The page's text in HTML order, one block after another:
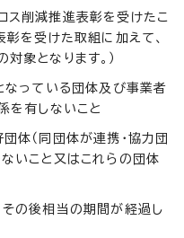
ス削減推進表彰を受けたこ
彰を受けた取組に加えて、
象となります。）
なっている団体及び事業者
を有しないこと
体（同団体が連携・協力団
いこと又はこれらの団体
の後相当の期間が経過し